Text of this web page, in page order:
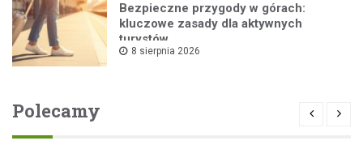
Bezpieczne przygody w górach:
kluczowe zasady dla aktywnych
turystów
8 sierpnia 2026
Polecamy